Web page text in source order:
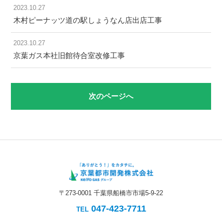
2023.10.27
木村ピーナッツ道の駅しょうなん店出店工事
2023.10.27
京葉ガス本社旧館待合室改修工事
次のページへ
〒273-0001 千葉県船橋市市場5-9-22
TEL 047-423-7711